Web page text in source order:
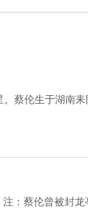
蔡伦生于湖南耒
：蔡伦曾被封